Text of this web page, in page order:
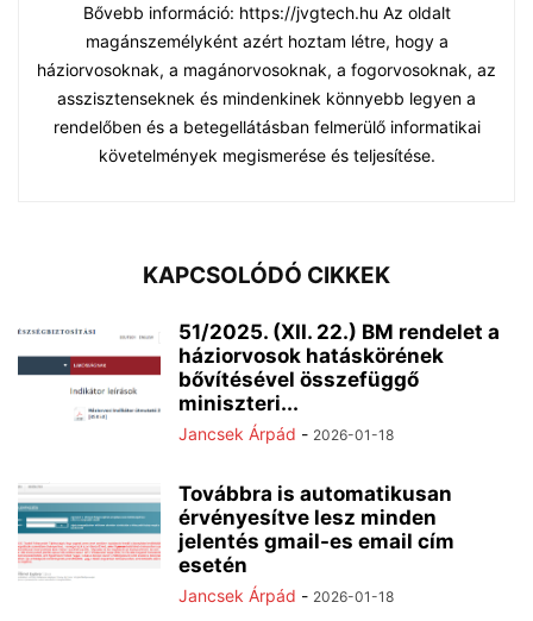
Bővebb információ: https://jvgtech.hu Az oldalt
magánszemélyként azért hoztam létre, hogy a
háziorvosoknak, a magánorvosoknak, a fogorvosoknak, az
asszisztenseknek és mindenkinek könnyebb legyen a
rendelőben és a betegellátásban felmerülő informatikai
követelmények megismerése és teljesítése.
KAPCSOLÓDÓ CIKKEK
51/2025. (XII. 22.) BM rendelet a
háziorvosok hatáskörének
bővítésével összefüggő
miniszteri...
Jancsek Árpád - 2026-01-18
Továbbra is automatikusan
érvényesítve lesz minden
jelentés gmail-es email cím
esetén
Jancsek Árpád - 2026-01-18